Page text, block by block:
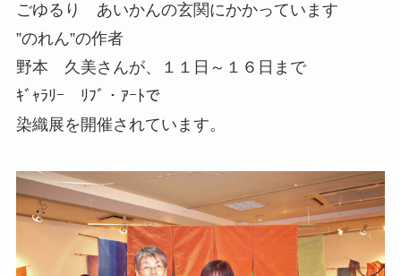
ごゆるり あいかんの玄関にかかっています
”のれん”の作者
野本 久美さんが、１１日～１６日まで
ｷﾞｬﾗﾘｰ ﾘﾌﾞ・ｱｰﾄで
染織展を開催されています。